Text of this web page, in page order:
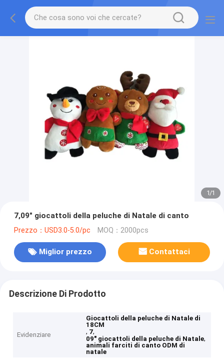
1/1
7,09" giocattoli della peluche di Natale di canto
Prezzo：USD3.0-5.0/pc MOQ：2000pcs
Miglior prezzo Contattaci
Descrizione Di Prodotto
Evidenziare
Giocattoli della peluche di Natale di
18CM
, 7,
09" giocattoli della peluche di Natale,
animali farciti di canto ODM di
natale